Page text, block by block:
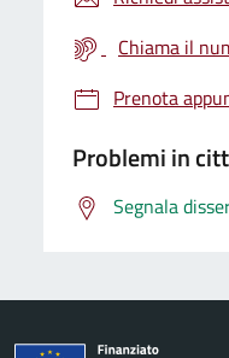
Chiama il
Prenota
Problemi in
Segnala